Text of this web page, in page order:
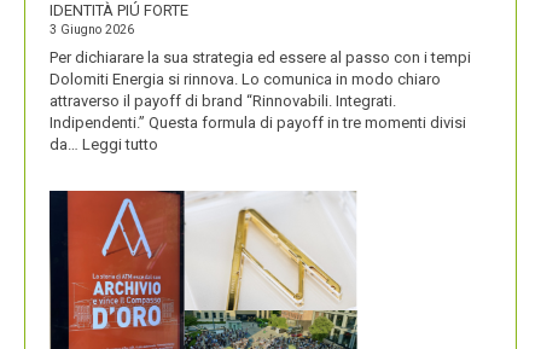
IDENTITÀ PIÚ FORTE
3 Giugno 2026
Per dichiarare la sua strategia ed essere al passo con i tempi
Dolomiti Energia si rinnova. Lo comunica in modo chiaro
attraverso il payoff di brand “Rinnovabili. Integrati.
Indipendenti.” Questa formula di payoff in tre momenti divisi
da… Leggi tutto
NUOVO
LOGO
DOLOMITI
ENERGIA
MOSTRA
LA
SUA